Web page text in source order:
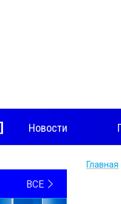
Новости
ВСЕ
Главная